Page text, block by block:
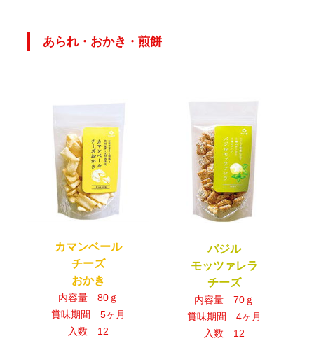
あられ・おかき・煎餅
カマンベール
チーズ
おかき
内容量 80ｇ
賞味期間 5ヶ月
入数 12
バジル
モッツァレラ
チーズ
内容量 70ｇ
賞味期間 4ヶ月
入数 12